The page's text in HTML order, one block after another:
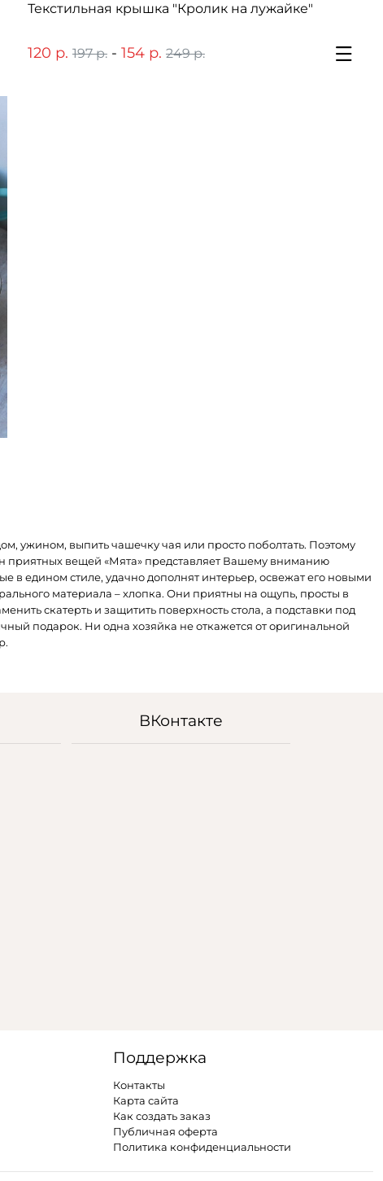
Текстильная крышка "Кролик на лужайке"
120 р. 197 р.- 154 р. 249 р.
ужином, выпить чашечку чая или просто поболтать. Поэтому
приятных вещей «Мята» представляет Вашему вниманию
в едином стиле, удачно дополнят интерьер, освежат его новыми
материала – хлопка. Они приятны на ощупь, просты в
скатерть и защитить поверхность стола, а подставки под
подарок. Ни одна хозяйка не откажется от оригинальной
ВКонтакте
Поддержка
Контакты
Карта сайта
Как создать заказ
Публичная оферта
Политика конфиденциальности